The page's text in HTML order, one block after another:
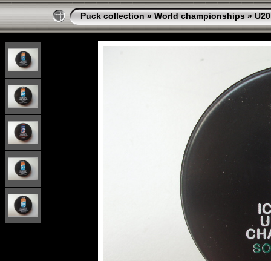
Puck collection » World championships » U20